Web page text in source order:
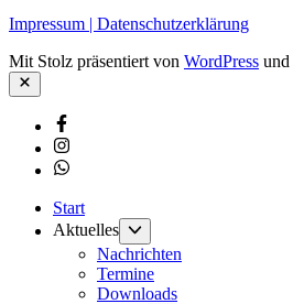
Impressum | Datenschutzerklärung
Mit Stolz präsentiert von WordPress und
Schließen
Facebook
Instagram
Whatsapp
Start
Aktuelles
Untermenü
anzeigen
Nachrichten
Termine
Downloads